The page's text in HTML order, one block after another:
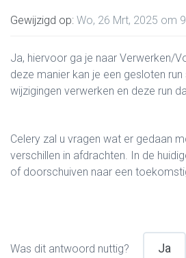
Gewijzigd op: Wo, 26 Mrt, 2025 om
Ja, hiervoor ga je naar Verwerken/
deze manier kan je een gesloten
wijzigingen verwerken en deze run
Celery zal u vragen wat er gedaan
verschillen in afdrachten. In de
of doorschuiven naar een
Was dit antwoord nuttig? Ja